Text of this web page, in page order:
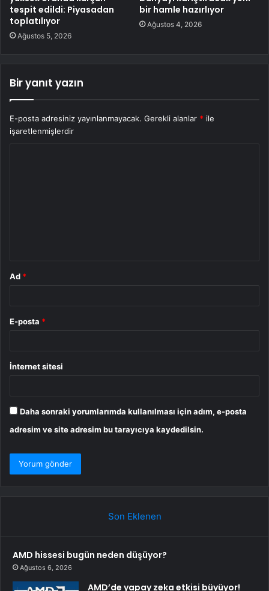
tespit edildi: Piyasadan
toplatılıyor
Ağustos 5, 2026
bir hamle hazırlıyor
Ağustos 4, 2026
Bir yanıt yazın
E-posta adresiniz yayınlanmayacak. Gerekli alanlar * ile
işaretlenmişlerdir
Ad *
E-posta *
İnternet sitesi
Daha sonraki yorumlarımda kullanılması için adım, e-posta
adresim ve site adresim bu tarayıcıya kaydedilsin.
Son Eklenen
AMD hissesi bugün neden düşüyor?
Ağustos 6, 2026
AMD’de yapay zeka etkisi büyüyor!